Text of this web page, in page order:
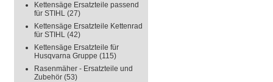
Kettensäge Ersatzteile passend
für STIHL (27)
Kettensäge Ersatzteile Kettenrad
für STIHL (42)
Kettensäge Ersatzteile für
Husqvarna Gruppe (115)
Rasenmäher - Ersatzteile und
Zubehör (53)